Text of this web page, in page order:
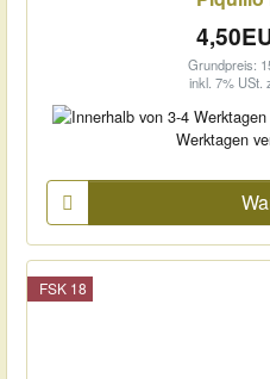
Grundpreis:
inkl. 7% USt.
Werktagen
FSK 18